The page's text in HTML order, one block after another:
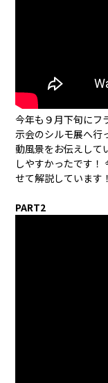
今年も９月下旬にフ
示会のシルモ展へ行
動風景をお伝えして
しやすかったです！
せて解説しています！
PART2